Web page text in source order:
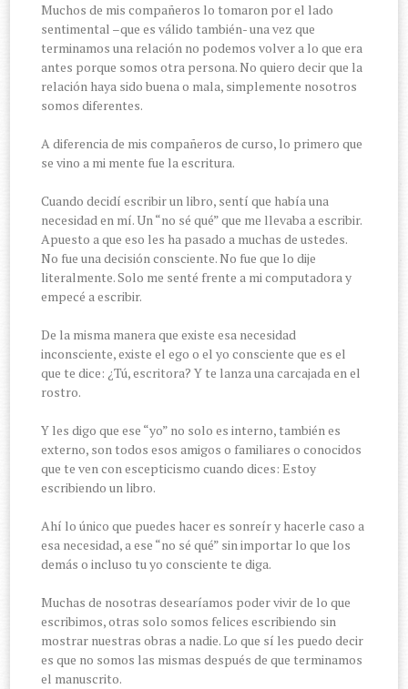
Muchos de mis compañeros lo tomaron por el lado
sentimental –que es válido también- una vez que
terminamos una relación no podemos volver a lo que era
antes porque somos otra persona. No quiero decir que la
relación haya sido buena o mala, simplemente nosotros
somos diferentes.
A diferencia de mis compañeros de curso, lo primero que
se vino a mi mente fue la escritura.
Cuando decidí escribir un libro, sentí que había una
necesidad en mí. Un “no sé qué” que me llevaba a escribir.
Apuesto a que eso les ha pasado a muchas de ustedes.
No fue una decisión consciente. No fue que lo dije
literalmente. Solo me senté frente a mi computadora y
empecé a escribir.
De la misma manera que existe esa necesidad
inconsciente, existe el ego o el yo consciente que es el
que te dice: ¿Tú, escritora? Y te lanza una carcajada en el
rostro.
Y les digo que ese “yo” no solo es interno, también es
externo, son todos esos amigos o familiares o conocidos
que te ven con escepticismo cuando dices: Estoy
escribiendo un libro.
Ahí lo único que puedes hacer es sonreír y hacerle caso a
esa necesidad, a ese “no sé qué” sin importar lo que los
demás o incluso tu yo consciente te diga.
Muchas de nosotras desearíamos poder vivir de lo que
escribimos, otras solo somos felices escribiendo sin
mostrar nuestras obras a nadie. Lo que sí les puedo decir
es que no somos las mismas después de que terminamos
el manuscrito.